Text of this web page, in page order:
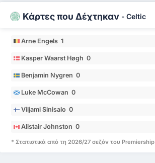
Κάρτες που Δέχτηκαν - Celtic
Arne Engels 1
Kasper Waarst Høgh 0
Benjamin Nygren 0
Luke McCowan 0
Viljami Sinisalo 0
Alistair Johnston 0
* Στατιστικά από τη 2026/27 σεζόν του Premiership